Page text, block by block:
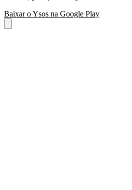
Baixar o Ysos na Google Play